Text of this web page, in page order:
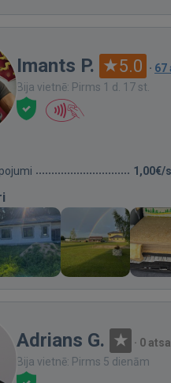
Imants P. 5.0 · 67
Bija vietnē: Pirms 1 d. 17 st.
1,00€/
Adrians G. · 0
Bija vietnē: Pirms 5 dienām